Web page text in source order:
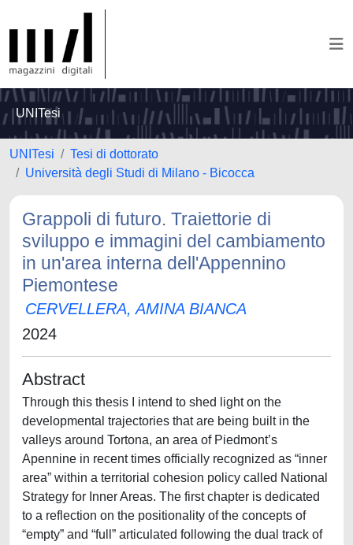
UNITesi
UNITesi
Tesi di dottorato
Università degli Studi di Milano - Bicocca
Grappoli di futuro. Traiettorie di
sviluppo e immagini del cambiamento
in un'area interna dell'Appennino
Piemontese
CERVELLERA, AMINA BIANCA
2024
Abstract
Through this thesis I intend to shed light on the
developmental trajectories that are being built in the
valleys around Tortona, an area of Piedmont’s
Apennine in recent times officially recognized as “inner
area” within a territorial cohesion policy called National
Strategy for Inner Areas. The first chapter is dedicated
to a reflection on the positionality of the concepts of
“empty” and “full” articulated following the dual track of